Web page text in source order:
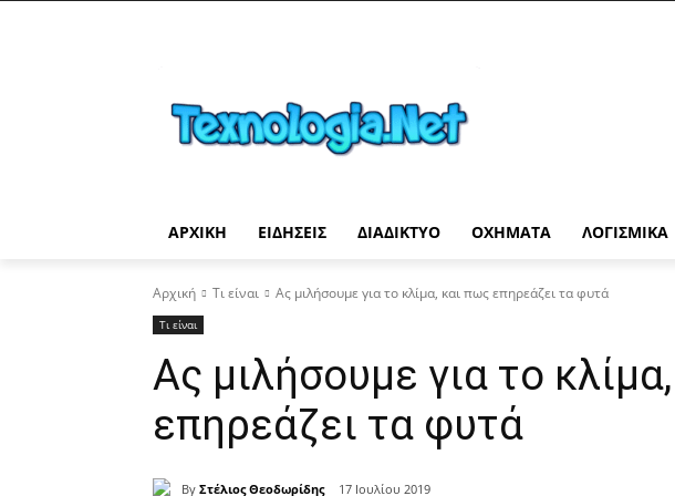
ΑΡΧΙΚΉ ΕΙΔΉΣΕΙΣ ΔΙΑΔΊΚΤΥΟ ΟΧΉΜΑΤΑ ΛΟΓΙΣΜΙΚΆ
Αρχική Τι είναι Ας μιλήσουμε για το κλίμα, και πως επηρεάζει τα φυτά
Τι είναι
Ας μιλήσουμε για το
επηρεάζει τα φυτά
By Στέλιος Θεοδωρίδης 17 Ιουλίου 2019